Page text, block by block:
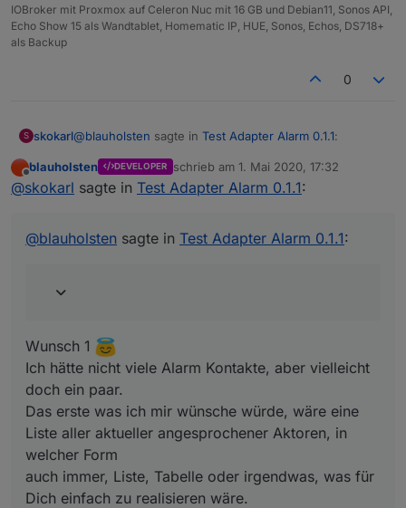
IOBroker mit Proxmox auf Celeron Nuc mit 16 GB und Debian11, Sonos API,
Echo Show 15 als Wandtablet, Homematic IP, HUE, Sonos, Echos, DS718+
als Backup
0
S skokarl@blauholsten sagte in Test Adapter Alarm 0.1.1:
Natürlich darf man das, eher im Gegenteil, ist
jedoch mein bestes.
Ich hätte nicht viele Alarm Kontakte, aber vielleicht doch
Dich einfach zu realisieren wäre.
Hintergrund ist, dass man dann z.B. in einem Widget
darstellen kann welche und wieviele Aktoren gerade
angesprochen haben. Somit erspart man sich, dass alle
Aktoren einzeln abgefagt werden müssen.
Offline
blauholsten DEVELOPER schrieb am 1. Mai 2020, 17:32
zuletzt editiert von
@skokarl sagte in Test Adapter Alarm 0.1.1:
@blauholsten sagte in Test Adapter Alarm 0.1.1:
Wunsch 1
Ich hätte nicht viele Alarm Kontakte, aber vielleicht
doch ein paar.
Das erste was ich mir wünsche würde, wäre eine
Liste aller aktueller angesprochener Aktoren, in
welcher Form
auch immer, Liste, Tabelle oder irgendwas, was für
Dich einfach zu realisieren wäre.